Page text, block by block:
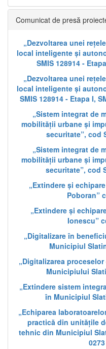
Comunicat de presă
„Dezvoltarea unei
local inteligente și
SMIS 128914 -
„Dezvoltarea unei
local inteligente și
SMIS 128914 - Etapa I,
„Sistem integrat de
mobilității urbane și
securitate”, cod
„Sistem integrat de
mobilității urbane și
securitate”, cod
„Extindere și
Poboran”
„Extindere și
Ionescu”
„Digitalizare în
Municipiul
„Digitalizarea
Municipiului
„Extindere sistem
în Municipiul
„Echiparea
practică din unitățile
tehnic din Municipiul